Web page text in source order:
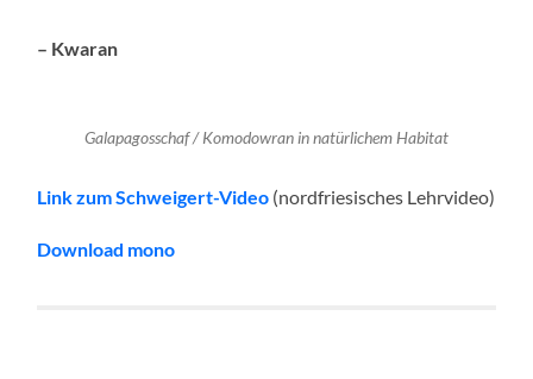
– Kwaran
Galapagosschaf / Komodowran in natürlichem Habitat
Link zum Schweigert-Video (nordfriesisches Lehrvideo)
Download mono